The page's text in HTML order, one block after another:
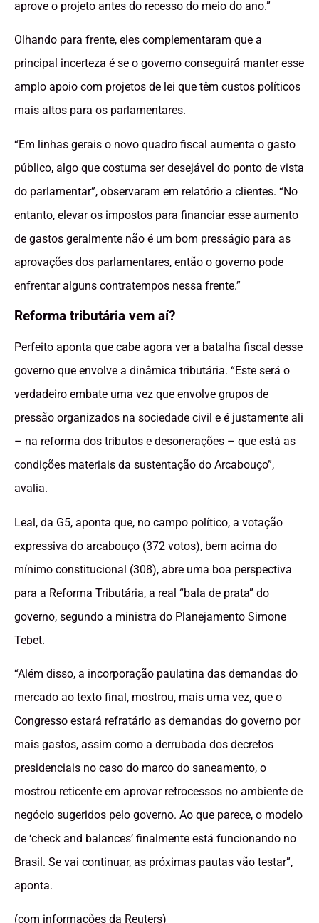
aprove o projeto antes do recesso do meio do ano.”
Olhando para frente, eles complementaram que a
principal incerteza é se o governo conseguirá manter esse
amplo apoio com projetos de lei que têm custos políticos
mais altos para os parlamentares.
“Em linhas gerais o novo quadro fiscal aumenta o gasto
público, algo que costuma ser desejável do ponto de vista
do parlamentar”, observaram em relatório a clientes. “No
entanto, elevar os impostos para financiar esse aumento
de gastos geralmente não é um bom presságio para as
aprovações dos parlamentares, então o governo pode
enfrentar alguns contratempos nessa frente.”
Reforma tributária vem aí?
Perfeito aponta que cabe agora ver a batalha fiscal desse
governo que envolve a dinâmica tributária. “Este será o
verdadeiro embate uma vez que envolve grupos de
pressão organizados na sociedade civil e é justamente ali
– na reforma dos tributos e desonerações – que está as
condições materiais da sustentação do Arcabouço”,
avalia.
Leal, da G5, aponta que, no campo político, a votação
expressiva do arcabouço (372 votos), bem acima do
mínimo constitucional (308), abre uma boa perspectiva
para a Reforma Tributária, a real “bala de prata” do
governo, segundo a ministra do Planejamento Simone
Tebet.
“Além disso, a incorporação paulatina das demandas do
mercado ao texto final, mostrou, mais uma vez, que o
Congresso estará refratário as demandas do governo por
mais gastos, assim como a derrubada dos decretos
presidenciais no caso do marco do saneamento, o
mostrou reticente em aprovar retrocessos no ambiente de
negócio sugeridos pelo governo. Ao que parece, o modelo
de ‘check and balances’ finalmente está funcionando no
Brasil. Se vai continuar, as próximas pautas vão testar”,
aponta.
(com informações da Reuters)